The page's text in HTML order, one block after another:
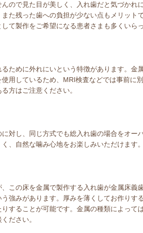
ので見た目が美しく、入れ歯だと気づかれ
た残った歯への負担が少ない点もメリット
て製作をご希望になる患者さまも多くいら
ために外れにいという特徴があります。金
用しているため、MRI検査などでは事前に
方はご注意ください。
対し、同じ方式でも総入れ歯の場合をオー
、自然な噛み心地をお楽しみいただけます。
この床を金属で製作する入れ歯が金属床義
強みがあります。厚みを薄くしてお作りす
することが可能です。金属の種類によって
ださい。